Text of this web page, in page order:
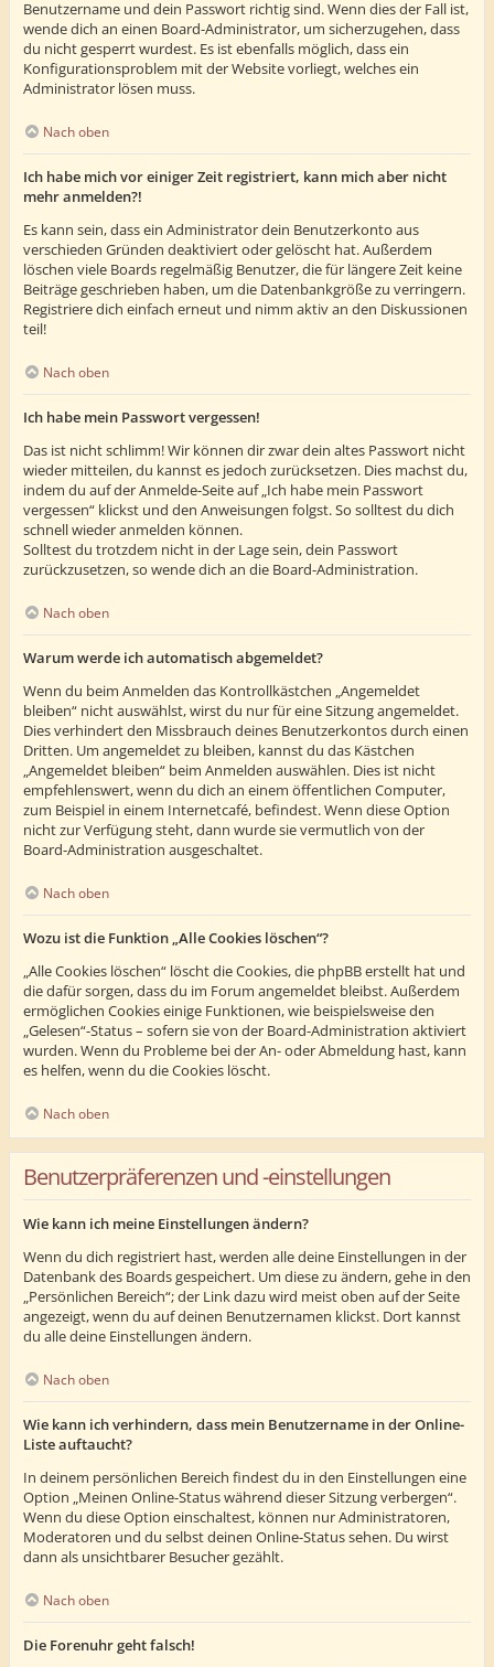
Benutzername und dein Passwort richtig sind. Wenn dies der Fall ist,
wende dich an einen Board-Administrator, um sicherzugehen, dass
du nicht gesperrt wurdest. Es ist ebenfalls möglich, dass ein
Konfigurationsproblem mit der Website vorliegt, welches ein
Administrator lösen muss.
Nach oben
Ich habe mich vor einiger Zeit registriert, kann mich aber nicht
mehr anmelden?!
Es kann sein, dass ein Administrator dein Benutzerkonto aus
verschieden Gründen deaktiviert oder gelöscht hat. Außerdem
löschen viele Boards regelmäßig Benutzer, die für längere Zeit keine
Beiträge geschrieben haben, um die Datenbankgröße zu verringern.
Registriere dich einfach erneut und nimm aktiv an den Diskussionen
teil!
Nach oben
Ich habe mein Passwort vergessen!
Das ist nicht schlimm! Wir können dir zwar dein altes Passwort nicht
wieder mitteilen, du kannst es jedoch zurücksetzen. Dies machst du,
indem du auf der Anmelde-Seite auf „Ich habe mein Passwort
vergessen“ klickst und den Anweisungen folgst. So solltest du dich
schnell wieder anmelden können.
Solltest du trotzdem nicht in der Lage sein, dein Passwort
zurückzusetzen, so wende dich an die Board-Administration.
Nach oben
Warum werde ich automatisch abgemeldet?
Wenn du beim Anmelden das Kontrollkästchen „Angemeldet
bleiben“ nicht auswählst, wirst du nur für eine Sitzung angemeldet.
Dies verhindert den Missbrauch deines Benutzerkontos durch einen
Dritten. Um angemeldet zu bleiben, kannst du das Kästchen
„Angemeldet bleiben“ beim Anmelden auswählen. Dies ist nicht
empfehlenswert, wenn du dich an einem öffentlichen Computer,
zum Beispiel in einem Internetcafé, befindest. Wenn diese Option
nicht zur Verfügung steht, dann wurde sie vermutlich von der
Board-Administration ausgeschaltet.
Nach oben
Wozu ist die Funktion „Alle Cookies löschen“?
„Alle Cookies löschen“ löscht die Cookies, die phpBB erstellt hat und
die dafür sorgen, dass du im Forum angemeldet bleibst. Außerdem
ermöglichen Cookies einige Funktionen, wie beispielsweise den
„Gelesen“-Status – sofern sie von der Board-Administration aktiviert
wurden. Wenn du Probleme bei der An- oder Abmeldung hast, kann
es helfen, wenn du die Cookies löscht.
Nach oben
Benutzerpräferenzen und -einstellungen
Wie kann ich meine Einstellungen ändern?
Wenn du dich registriert hast, werden alle deine Einstellungen in der
Datenbank des Boards gespeichert. Um diese zu ändern, gehe in den
„Persönlichen Bereich“; der Link dazu wird meist oben auf der Seite
angezeigt, wenn du auf deinen Benutzernamen klickst. Dort kannst
du alle deine Einstellungen ändern.
Nach oben
Wie kann ich verhindern, dass mein Benutzername in der Online-
Liste auftaucht?
In deinem persönlichen Bereich findest du in den Einstellungen eine
Option „Meinen Online-Status während dieser Sitzung verbergen“.
Wenn du diese Option einschaltest, können nur Administratoren,
Moderatoren und du selbst deinen Online-Status sehen. Du wirst
dann als unsichtbarer Besucher gezählt.
Nach oben
Die Forenuhr geht falsch!